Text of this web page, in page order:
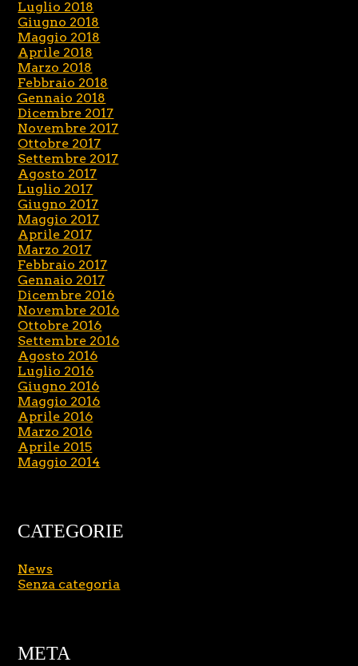
Luglio 2018
Giugno 2018
Maggio 2018
Aprile 2018
Marzo 2018
Febbraio 2018
Gennaio 2018
Dicembre 2017
Novembre 2017
Ottobre 2017
Settembre 2017
Agosto 2017
Luglio 2017
Giugno 2017
Maggio 2017
Aprile 2017
Marzo 2017
Febbraio 2017
Gennaio 2017
Dicembre 2016
Novembre 2016
Ottobre 2016
Settembre 2016
Agosto 2016
Luglio 2016
Giugno 2016
Maggio 2016
Aprile 2016
Marzo 2016
Aprile 2015
Maggio 2014
CATEGORIE
News
Senza categoria
META